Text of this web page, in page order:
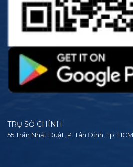
TRỤ SỞ CHÍNH
55 Trần Nhật Duật, P. Tân Định, Tp. HCM